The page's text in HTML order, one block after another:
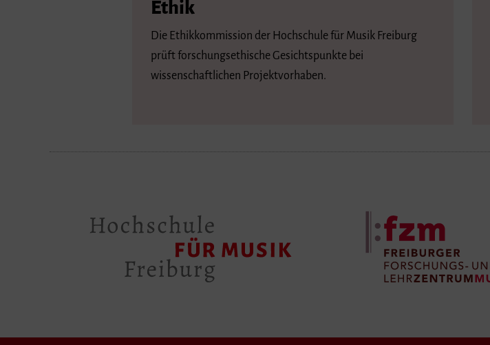
Ethik
Die Ethikkommission der Hochschule für Musik Freiburg
prüft forschungsethische Gesichtspunkte bei
wissenschaftlichen Projektvorhaben.